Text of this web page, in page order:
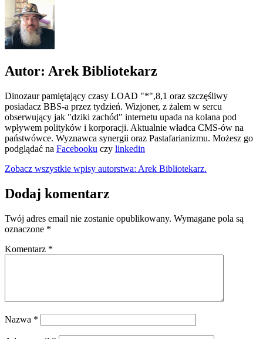
Autor: Arek Bibliotekarz
Dinozaur pamiętający czasy LOAD "*",8,1 oraz szczęśliwy
posiadacz BBS-a przez tydzień. Wizjoner, z żalem w sercu
obserwujący jak "dziki zachód" internetu upada na kolana pod
wpływem polityków i korporacji. Aktualnie władca CMS-ów na
państwówce. Wyznawca synergii oraz Pastafarianizmu. Możesz go
podglądać na Facebooku czy linkedin
Zobacz wszystkie wpisy autorstwa: Arek Bibliotekarz.
Dodaj komentarz
Twój adres email nie zostanie opublikowany. Wymagane pola są
oznaczone *
Komentarz *
Nazwa *